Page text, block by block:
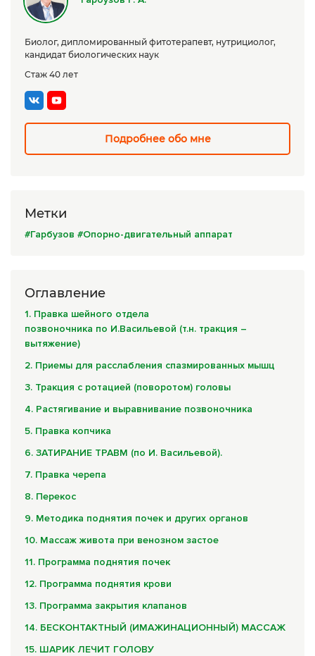
Сборы трав
Урбеч
Травяной чай
Специи
Крупы
Натуральные растительные масла
Натуральное мыло
Средства личной гигиены
Книги Гарбузова Г.А.
Комплексные программы лечения
Биолог, дипломированный фитотерапевт, нутрициолог,
кандидат биологических наук
Стаж 40 лет
Подробнее обо мне
Метки
#Гарбузов #Опорно-двигательный аппарат
Оглавление
1. Правка шейного отдела
позвоночника по И.Васильевой (т.н. тракция –
вытяжение)
2. Приемы для расслабления спазмированных мышц
3. Тракция с ротацией (поворотом) головы
4. Растягивание и выравнивание позвоночника
5. Правка копчика
6. ЗАТИРАНИЕ ТРАВМ (по И. Васильевой).
7. Правка черепа
8. Перекос
9. Методика поднятия почек и других органов
10. Массаж живота при венозном застое
11. Программа поднятия почек
12. Программа поднятия крови
13. Программа закрытия клапанов
14. БЕСКОНТАКТНЫЙ (ИМАЖИНАЦИОННЫЙ) МАССАЖ
15. ШАРИК ЛЕЧИТ ГОЛОВУ